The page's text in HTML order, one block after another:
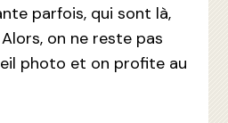
parfois, qui sont là,
on ne reste pas
photo et on profite au